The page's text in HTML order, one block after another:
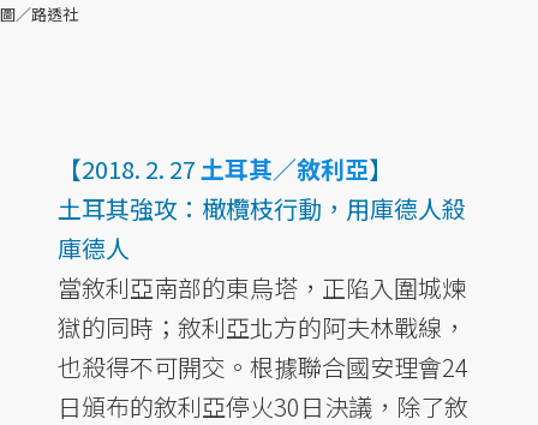
圖／路透社
【2018. 2. 27土耳其／敘利亞】
土耳其強攻：橄欖枝行動，用庫德人殺
庫德人
當敘利亞南部的東烏塔，正陷入圍城煉
獄的同時；敘利亞北方的阿夫林戰線，
也殺得不可開交。根據聯合國安理會24
日頒布的敘利亞停火30日決議，除了敘